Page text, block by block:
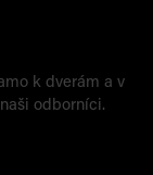
k dverám a v
odborníci.